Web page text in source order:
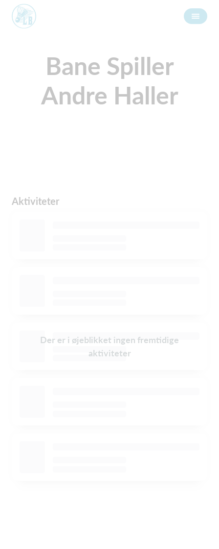
Bane Spiller
Andre Haller
Aktiviteter
Der er i øjeblikket ingen fremtidige
aktiviteter